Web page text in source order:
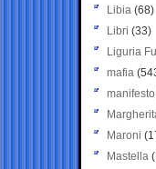
Libia (68)
Libri (33)
Liguria
mafia
manifesto
Maroni
Mastella